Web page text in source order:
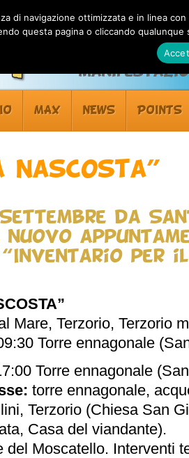
MAX NEWS POINTS
nascosta”
da
per il
Mare, Terzorio, Terzorio
Torre ennagonale
Torre ennagonale
torre ennagonale,
Terzorio (Chiesa San
Casa del viandante).
del Moscatello. Interventi
di navigazione ottimizzata e in linea
questa pagina o cliccando